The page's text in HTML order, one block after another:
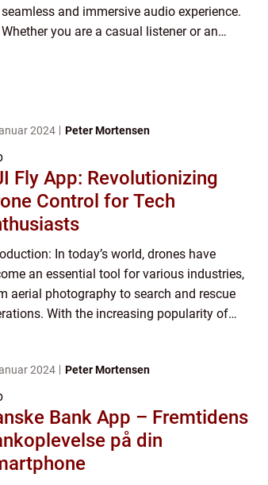
seamless and immersive audio experience.
Whether you are a casual listener or an
2024 Peter Mortensen
Fly App: Revolutionizing
Control for Tech
In today’s world, drones have
an essential tool for various industries,
aerial photography to search and rescue
With the increasing popularity of
2024 Peter Mortensen
Bank App – Fremtidens
på din